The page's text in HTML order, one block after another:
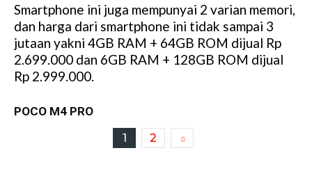
Smartphone ini juga mempunyai 2 varian memori,
dan harga dari smartphone ini tidak sampai 3
jutaan yakni 4GB RAM + 64GB ROM dijual Rp
2.699.000 dan 6GB RAM + 128GB ROM dijual
Rp 2.999.000.
POCO M4 PRO
1 2